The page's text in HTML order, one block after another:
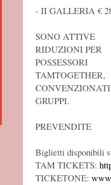
- II GALLERIA €
SONO ATTIVE
RIDUZIONI PER
POSSESSORI
TAMTOGETHER,
GRUPPI.
PREVENDITE
Biglietti disponibili
TAM TICKETS:
TICKETONE: